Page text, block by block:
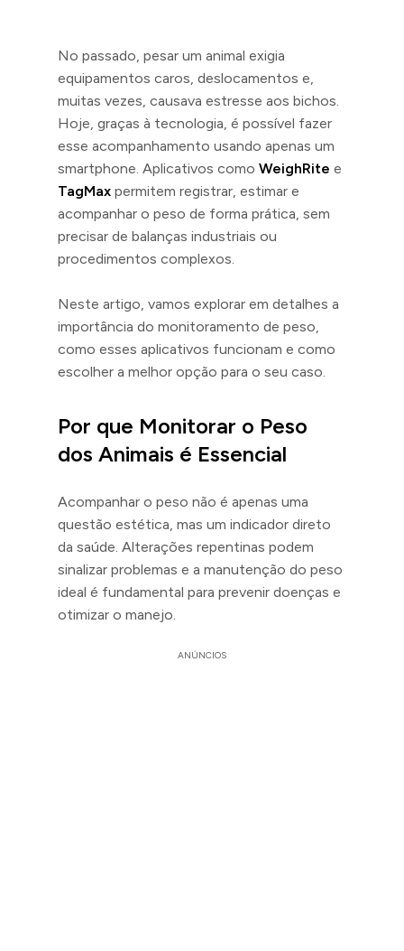
No passado, pesar um animal exigia
equipamentos caros, deslocamentos e,
muitas vezes, causava estresse aos bichos.
Hoje, graças à tecnologia, é possível fazer
esse acompanhamento usando apenas um
smartphone. Aplicativos como WeighRite e
TagMax permitem registrar, estimar e
acompanhar o peso de forma prática, sem
precisar de balanças industriais ou
procedimentos complexos.
Neste artigo, vamos explorar em detalhes a
importância do monitoramento de peso,
como esses aplicativos funcionam e como
escolher a melhor opção para o seu caso.
Por que Monitorar o Peso
dos Animais é Essencial
Acompanhar o peso não é apenas uma
questão estética, mas um indicador direto
da saúde. Alterações repentinas podem
sinalizar problemas e a manutenção do peso
ideal é fundamental para prevenir doenças e
otimizar o manejo.
ANÚNCIOS